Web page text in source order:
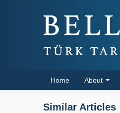
Home About
Similar Articles